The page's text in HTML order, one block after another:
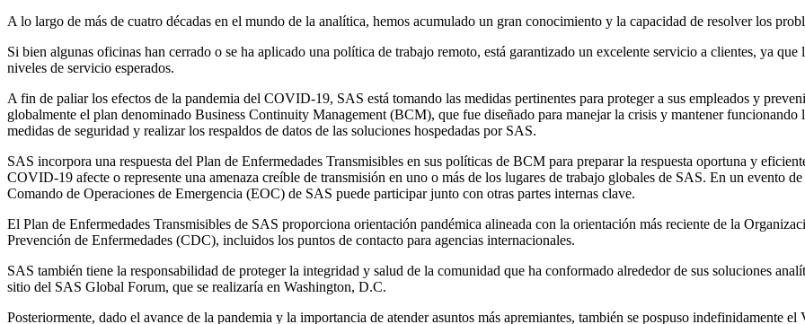
A lo largo de más de cuatro décadas en el mundo de la analítica, hemos acumulado un gran conocimiento y la capacidad de resolver los
Si bien algunas oficinas han cerrado o se ha aplicado una política de trabajo remoto, está garantizado un excelente servicio a clientes, ya
niveles de servicio esperados.
A fin de paliar los efectos de la pandemia del COVID-19, SAS está tomando las medidas pertinentes para proteger a sus empleados y
globalmente el plan denominado Business Continuity Management (BCM), que fue diseñado para manejar la crisis y mantener
medidas de seguridad y realizar los respaldos de datos de las soluciones hospedadas por SAS.
SAS incorpora una respuesta del Plan de Enfermedades Transmisibles en sus políticas de BCM para preparar la respuesta oportuna y
COVID-19 afecte o represente una amenaza creíble de transmisión en uno o más de los lugares de trabajo globales de SAS. En un evento
Comando de Operaciones de Emergencia (EOC) de SAS puede participar junto con otras partes internas clave.
El Plan de Enfermedades Transmisibles de SAS proporciona orientación pandémica alineada con la orientación más reciente de la
Prevención de Enfermedades (CDC), incluidos los puntos de contacto para agencias internacionales.
SAS también tiene la responsabilidad de proteger la integridad y salud de la comunidad que ha conformado alrededor de sus soluciones
sitio del SAS Global Forum, que se realizaría en Washington, D.C.
Posteriormente, dado el avance de la pandemia y la importancia de atender asuntos más apremiantes, también se pospuso indefinidamente